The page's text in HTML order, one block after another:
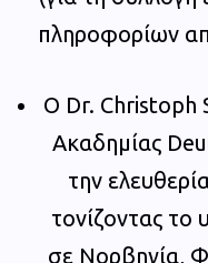
πληροφορίων
Ο Dr. Christoph
Ακαδημίας
την
τονίζοντας το
σε Νορβηγία,